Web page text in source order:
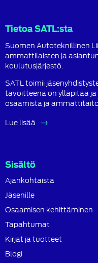
Tietoa SATL:sta
Suomen Autoteknillinen
ammattilaisten ja
koulutusjärjestö.
SATL toimii
tavoitteena on ylläpitää
osaamista ja
Lue lisää
Sisältö
Ajankohtaista
Jäsenille
Osaamisen kehittäminen
Tapahtumat
Kirjat ja tuotteet
Blogi